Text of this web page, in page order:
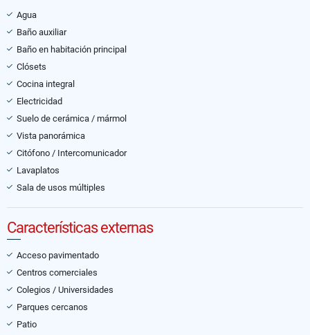
Agua
Baño auxiliar
Baño en habitación principal
Clósets
Cocina integral
Electricidad
Suelo de cerámica / mármol
Vista panorámica
Citófono / Intercomunicador
Lavaplatos
Sala de usos múltiples
Características externas
Acceso pavimentado
Centros comerciales
Colegios / Universidades
Parques cercanos
Patio